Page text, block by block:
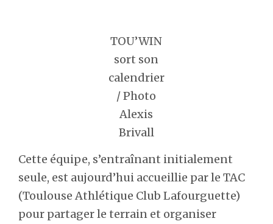
TOU’WIN
sort son
calendrier
/ Photo
Alexis
Brivall
Cette équipe, s’entraînant initialement
seule, est aujourd’hui accueillie par le TAC
(Toulouse Athlétique Club Lafourguette)
pour partager le terrain et organiser